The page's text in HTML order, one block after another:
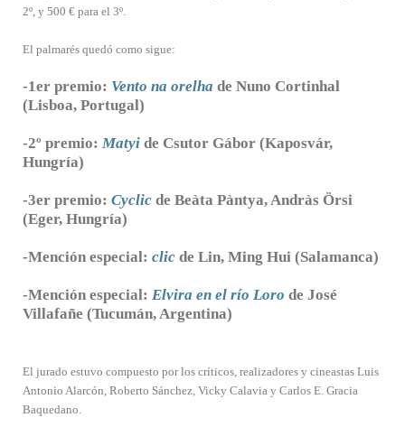
2º, y 500 € para el 3º.
El palmarés quedó como sigue:
-1er premio: Vento na orelha de Nuno Cortinhal
(Lisboa, Portugal)
-2º premio: Matyi de Csutor Gábor (Kaposvár,
Hungría)
-3er premio: Cyclic de Beàta Pàntya, Andràs Örsi
(Eger, Hungría)
-Mención especial: clic de Lin, Ming Hui (Salamanca)
-Mención especial: Elvira en el río Loro de José
Villafañe (Tucumán, Argentina)
El jurado estuvo compuesto por los críticos, realizadores y cineastas Luis
Antonio Alarcón, Roberto Sánchez, Vicky Calavia y Carlos E. Gracia
Baquedano.